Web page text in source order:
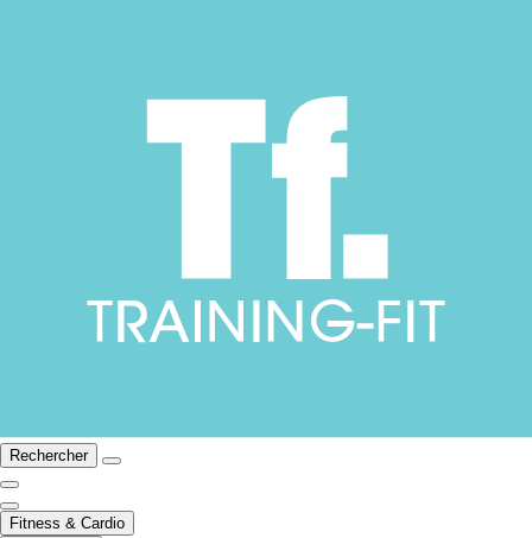
Rechercher
Fitness & Cardio